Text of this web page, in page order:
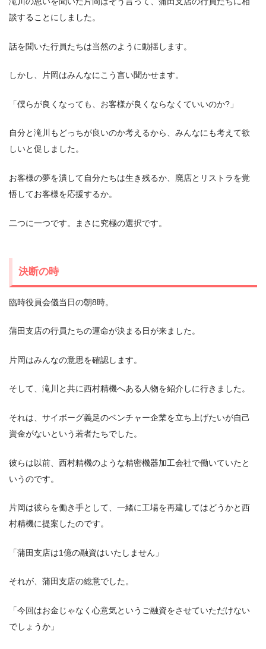
談することにしました。
話を聞いた行員たちは当然のように動揺します。
しかし、片岡はみんなにこう言い聞かせます。
「僕らが良くなっても、お客様が良くならなくていいのか?」
自分と滝川もどっちが良いのか考えるから、みんなにも考えて欲
しいと促しました。
お客様の夢を潰して自分たちは生き残るか、廃店とリストラを覚
悟してお客様を応援するか。
二つに一つです。まさに究極の選択です。
決断の時
臨時役員会儀当日の朝8時。
蒲田支店の行員たちの運命が決まる日が来ました。
片岡はみんなの意思を確認します。
そして、滝川と共に西村精機へある人物を紹介しに行きました。
それは、サイボーグ義足のベンチャー企業を立ち上げたいが自己
資金がないという若者たちでした。
彼らは以前、西村精機のような精密機器加工会社で働いていたと
いうのです。
片岡は彼らを働き手として、一緒に工場を再建してはどうかと西
村精機に提案したのです。
「蒲田支店は1億の融資はいたしません」
それが、蒲田支店の総意でした。
「今回はお金じゃなく心意気というご融資をさせていただけない
でしょうか」